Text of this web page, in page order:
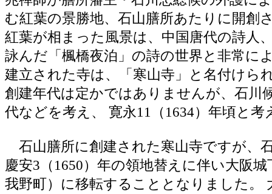
む紅葉の景勝地、石山膳所あたりに開創
紅葉が相まった風景は、中国唐代の詩人
詠んだ「楓橋夜泊」の詩の世界と非常に
建立された寺は、「寒山寺」と名付けら
創建年代は定かではありませんが、石川
代などを考え、 寛永11（1634）年頃と考
石山膳所に創建された寒山寺ですが、
慶安3（1650）年の領地替えに伴い大阪
我野町）に移転することとなりました。